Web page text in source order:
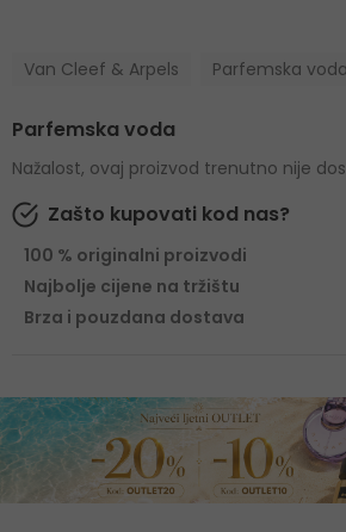
Van Cleef & Arpels Parfemska voda
Parfemska voda
Nažalost, ovaj proizvod trenutno nije
Zašto kupovati kod nas?
100 % originalni proizvodi
Najbolje cijene na tržištu
Brza i pouzdana dostava